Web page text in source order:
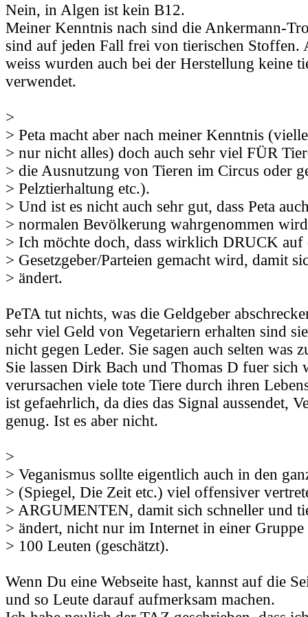
Nein, in Algen ist kein B12.
Meiner Kenntnis nach sind die Ankermann-
sind auf jeden Fall frei von tierischen Stoffen.
weiss wurden auch bei der Herstellung keine
verwendet.
>
> Peta macht aber nach meiner Kenntnis
> nur nicht alles) doch auch sehr viel FÜR
> die Ausnutzung von Tieren im Circus oder
> Pelztierhaltung etc.).
> Und ist es nicht auch sehr gut, dass Peta
> normalen Bevölkerung wahrgenommen
> Ich möchte doch, dass wirklich DRUCK auf
> Gesetzgeber/Parteien gemacht wird, damit
> ändert.
PeTA tut nichts, was die Geldgeber
sehr viel Geld von Vegetariern erhalten sind
nicht gegen Leder. Sie sagen auch selten was
Sie lassen Dirk Bach und Thomas D fuer sich
verursachen viele tote Tiere durch ihren
ist gefaehrlich, da dies das Signal aussendet,
genug. Ist es aber nicht.
>
> Veganismus sollte eigentlich auch in den
> (Spiegel, Die Zeit etc.) viel offensiver
> ARGUMENTEN, damit sich schneller und
> ändert, nicht nur im Internet in einer
> 100 Leuten (geschätzt).
Wenn Du eine Webseite hast, kannst auf die
und so Leute darauf aufmerksam machen.